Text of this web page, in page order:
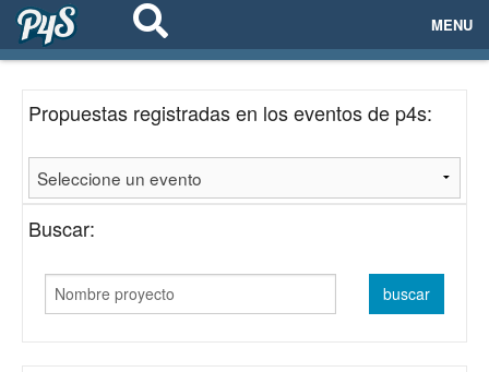
MENU
EVENTOS
EMPRESAS
PROYECTOS
NETWORKING
Propuestas registradas en los eventos de p4s:
Buscar: